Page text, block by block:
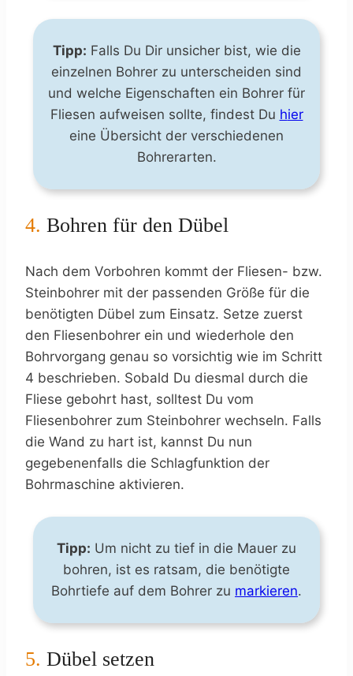
Tipp: Falls Du Dir unsicher bist, wie die
einzelnen Bohrer zu unterscheiden sind
und welche Eigenschaften ein Bohrer für
Fliesen aufweisen sollte, findest Du hier
eine Übersicht der verschiedenen
Bohrerarten.
4. Bohren für den Dübel
Nach dem Vorbohren kommt der Fliesen- bzw.
Steinbohrer mit der passenden Größe für die
benötigten Dübel zum Einsatz. Setze zuerst
den Fliesenbohrer ein und wiederhole den
Bohrvorgang genau so vorsichtig wie im Schritt
4 beschrieben. Sobald Du diesmal durch die
Fliese gebohrt hast, solltest Du vom
Fliesenbohrer zum Steinbohrer wechseln. Falls
die Wand zu hart ist, kannst Du nun
gegebenenfalls die Schlagfunktion der
Bohrmaschine aktivieren.
Tipp: Um nicht zu tief in die Mauer zu
bohren, ist es ratsam, die benötigte
Bohrtiefe auf dem Bohrer zu markieren.
5. Dübel setzen